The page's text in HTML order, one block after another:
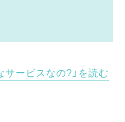
サービスなの?」を読む